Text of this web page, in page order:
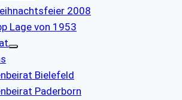
2008
Lage von 1953
Bielefeld
Paderborn